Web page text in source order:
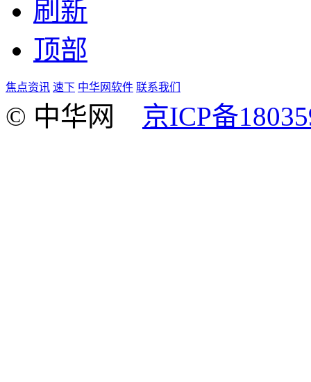
刷新
顶部
焦点资讯 速下 中华网软件 联系我们
© 中华网 京ICP备